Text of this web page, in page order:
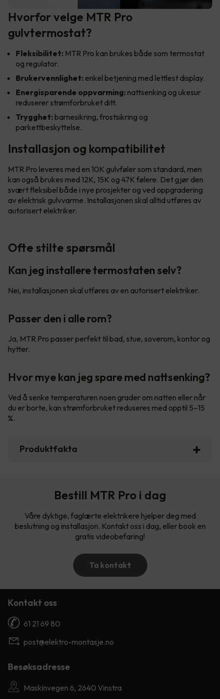
Hvorfor velge MTR Pro
gulvtermostat?
Fleksibilitet: MTR Pro kan brukes både som termostat
og regulator.
Brukervennlighet: enkel betjening med lettlest display.
Energisparende oppvarming: nattsenking og ukesur
reduserer strømforbruket ditt.
Trygghet:barnesikring, frostsikring og
parkettbeskyttelse.
Installasjon og kompatibilitet
MTR Pro leveres med en 10K gulvføler som standard, men
kan også brukes med 12K, 15K og 47K følere. Det gjør den
svært fleksibel både i nye prosjekter og ved oppgradering
av elektrisk gulvvarme. Installasjonen skal alltid utføres av
autorisert elektriker.
Ofte stilte spørsmål
Kan jeg installere termostaten selv?
Nei, installasjonen skal utføres av en autorisert elektriker.
Passer den i alle rom?
Ja, MTR Pro passer perfekt til bad, stue, soverom, kontor og
hytter.
Hvor mye kan jeg spare med nattsenking?
Ved å senke temperaturen noen grader om natten eller når
du er borte, kan strømforbruket reduseres med opptil 5–15
%.
Produktfakta
Bestill MTR Pro i dag
Våre dyktige, faglærte elektrikere hjelper deg med
beslutning og installasjon. Kontakt oss i dag, eller book en
gratis videobefaring!
Ta kontakt
Kontakt oss
61 21 69 80
post@elektro-montasje.no
Besøksadresse
Maskinvegen 6, 2640 Vinstra